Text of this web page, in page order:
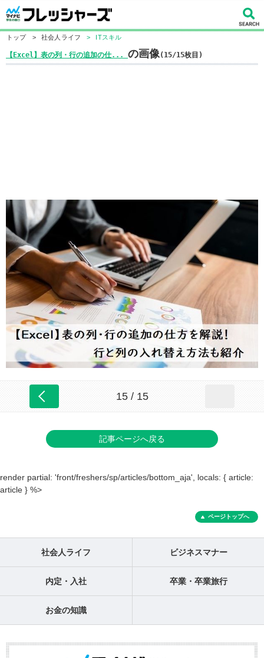
トップ > 社会人ライフ > ITスキル
【Excel】表の列・行の追加の仕... の画像(15/15枚目)
15 / 15
記事ページへ戻る
render partial: 'front/freshers/sp/articles/bottom_aja', locals: { article:
article } %>
ページトップへ
社会人ライフ ビジネスマナー
内定・入社 卒業・卒業旅行
お金の知識